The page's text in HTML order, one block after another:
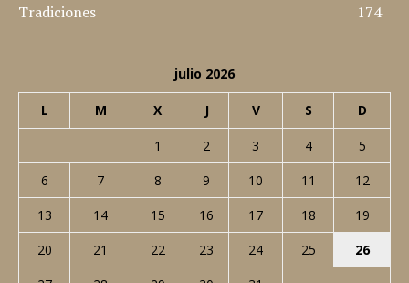
Tradiciones
174
julio 2026
L M X J V S D
1 2 3 4
5
6
7 8 9 10 11
12
13
14 15 16 17 18
19
20
21 22 23 24 25
26